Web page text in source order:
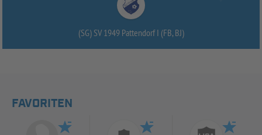
(SG) SV 1949 Pattendorf I (FB, BJ)
FAVORITEN